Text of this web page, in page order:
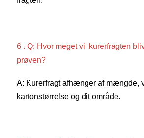
6 . Q: Hvor meget vil kurerfragten
prøven?
A: Kurerfragt afhænger af mængde,
kartonstørrelse og dit område.